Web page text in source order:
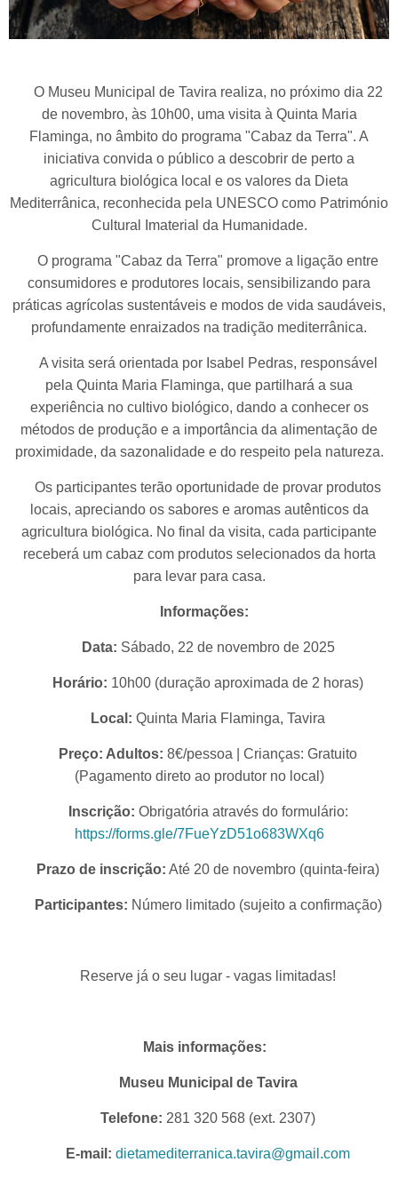
O Museu Municipal de Tavira realiza, no próximo dia 22
de novembro, às 10h00, uma visita à Quinta Maria
Flaminga, no âmbito do programa "Cabaz da Terra". A
iniciativa convida o público a descobrir de perto a
agricultura biológica local e os valores da Dieta
Mediterrânica, reconhecida pela UNESCO como Património
Cultural Imaterial da Humanidade.
O programa "Cabaz da Terra" promove a ligação entre
consumidores e produtores locais, sensibilizando para
práticas agrícolas sustentáveis e modos de vida saudáveis,
profundamente enraizados na tradição mediterrânica.
A visita será orientada por Isabel Pedras, responsável
pela Quinta Maria Flaminga, que partilhará a sua
experiência no cultivo biológico, dando a conhecer os
métodos de produção e a importância da alimentação de
proximidade, da sazonalidade e do respeito pela natureza.
Os participantes terão oportunidade de provar produtos
locais, apreciando os sabores e aromas autênticos da
agricultura biológica. No final da visita, cada participante
receberá um cabaz com produtos selecionados da horta
para levar para casa.
Informações:
Data: Sábado, 22 de novembro de 2025
Horário: 10h00 (duração aproximada de 2 horas)
Local: Quinta Maria Flaminga, Tavira
Preço: Adultos: 8€/pessoa | Crianças: Gratuito
(Pagamento direto ao produtor no local)
Inscrição: Obrigatória através do formulário:
https://forms.gle/7FueYzD51o683WXq6
Prazo de inscrição: Até 20 de novembro (quinta-feira)
Participantes: Número limitado (sujeito a confirmação)
Reserve já o seu lugar - vagas limitadas!
Mais informações:
Museu Municipal de Tavira
Telefone: 281 320 568 (ext. 2307)
E-mail: dietamediterranica.tavira@gmail.com